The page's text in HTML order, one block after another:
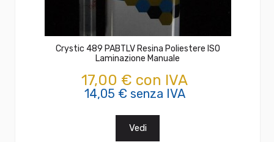
Crystic 489 PABTLV Resina Poliestere ISO
Laminazione Manuale
17,00 € con IVA
14,05 € senza IVA
Vedi